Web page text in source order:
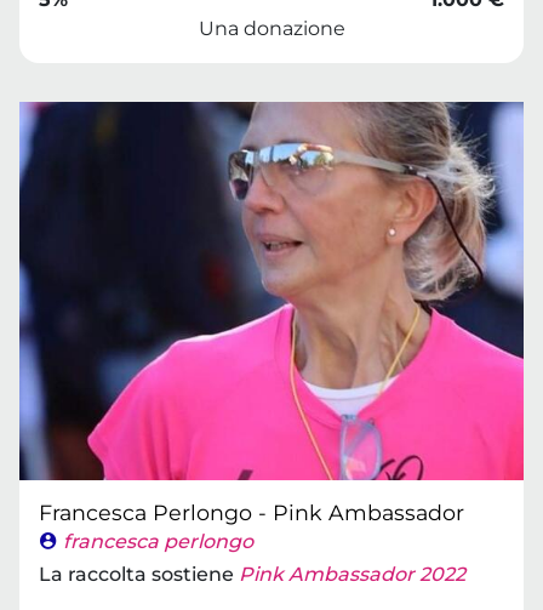
Una donazione
Francesca Perlongo - Pink Ambassador
francesca perlongo
La raccolta sostiene Pink Ambassador 2022